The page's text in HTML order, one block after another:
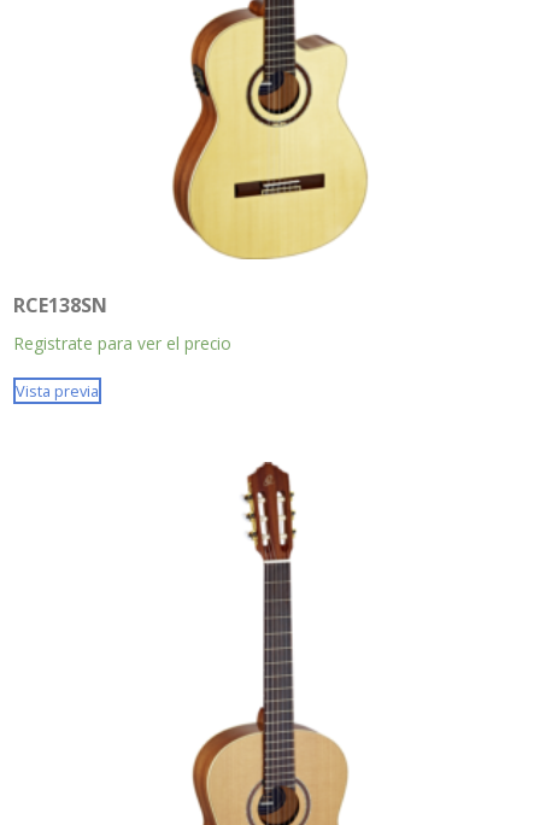
RCE138SN
Registrate para ver el precio
Vista previa